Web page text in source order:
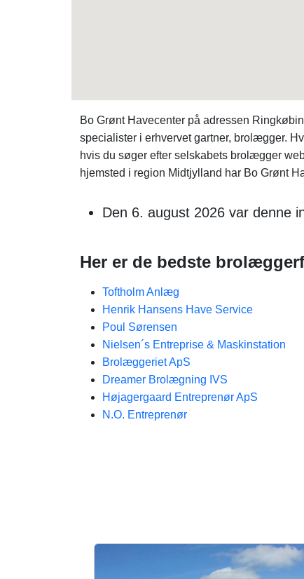
Bo Grønt Havecenter på adressen
specialister i erhvervet gartner, brolægger.
hvis du søger efter selskabets brolægger
hjemsted i region Midtjylland har Bo Grønt
Den 6. august 2026 var denne
Her er de bedste
Toftholm Anlæg
Henrik Hansens Have Service
Poul Sørensen
Nielsen´s Entreprise & Maskinstation
Brolæggeriet ApS
Dreamer Brolægning IVS
Højagergaard Entreprenør ApS
N.O. Entreprenør